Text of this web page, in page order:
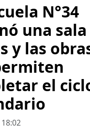
N°34
una sala
y las
el